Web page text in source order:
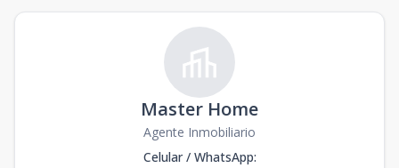
Master Home
Agente Inmobiliario
Celular / WhatsApp: